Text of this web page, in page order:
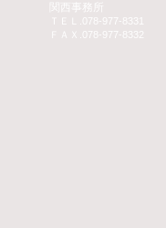
関西事務所
ＴＥＬ.078-977-8331
ＦＡＸ.078-977-8332